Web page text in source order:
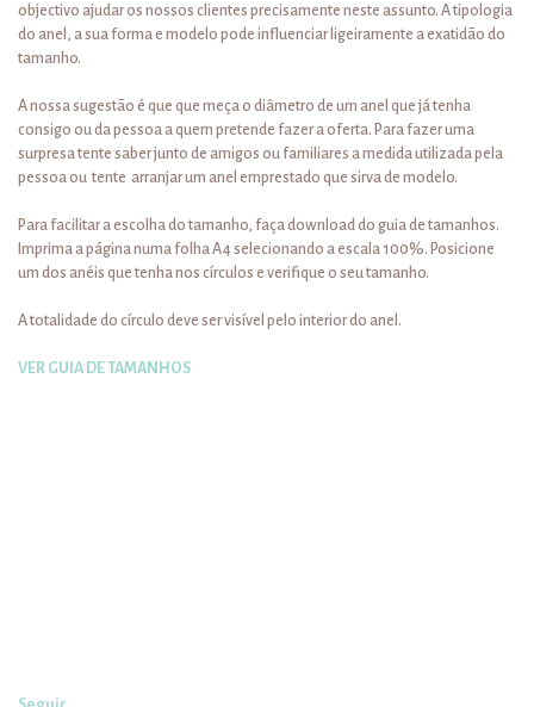
FINALIZAR
Entrar
Criar Conta
objectivo ajudar os nossos clientes precisamente neste assunto. A tipologia
do anel, a sua forma e modelo pode influenciar ligeiramente a exatidão do
tamanho.
A nossa sugestão é que que meça o diâmetro de um anel que já tenha
consigo ou da pessoa a quem pretende fazer a oferta. Para fazer uma
surpresa tente saber junto de amigos ou familiares a medida utilizada pela
pessoa ou tente arranjar um anel emprestado que sirva de modelo.
Para facilitar a escolha do tamanho, faça download do guia de tamanhos.
Imprima a página numa folha A4 selecionando a escala 100%. Posicione
um dos anéis que tenha nos círculos e verifique o seu tamanho.
A totalidade do círculo deve ser visível pelo interior do anel.
VER GUIA DE TAMANHOS